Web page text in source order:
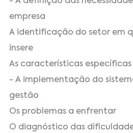
empresa
A identificação do setor em
insere
As características
- A implementação do
gestão
Os problemas a enfrentar
O diagnóstico das